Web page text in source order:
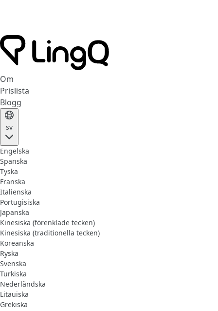
Om
Prislista
Blogg
sv
Engelska
Spanska
Tyska
Franska
Italienska
Portugisiska
Japanska
Kinesiska (förenklade tecken)
Kinesiska (traditionella tecken)
Koreanska
Ryska
Svenska
Turkiska
Nederländska
Litauiska
Grekiska